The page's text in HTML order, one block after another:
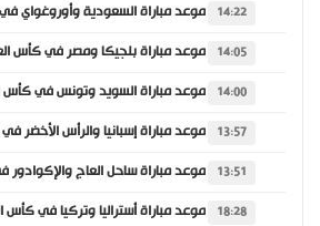
14:22
14:05
14:00
13:57
13:51
18:28